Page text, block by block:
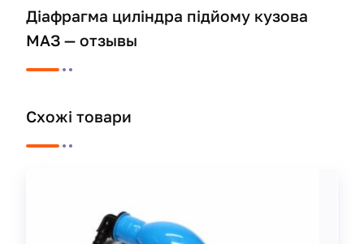
Діафрагма циліндра підйому кузова
МАЗ — отзывы
Схожі товари